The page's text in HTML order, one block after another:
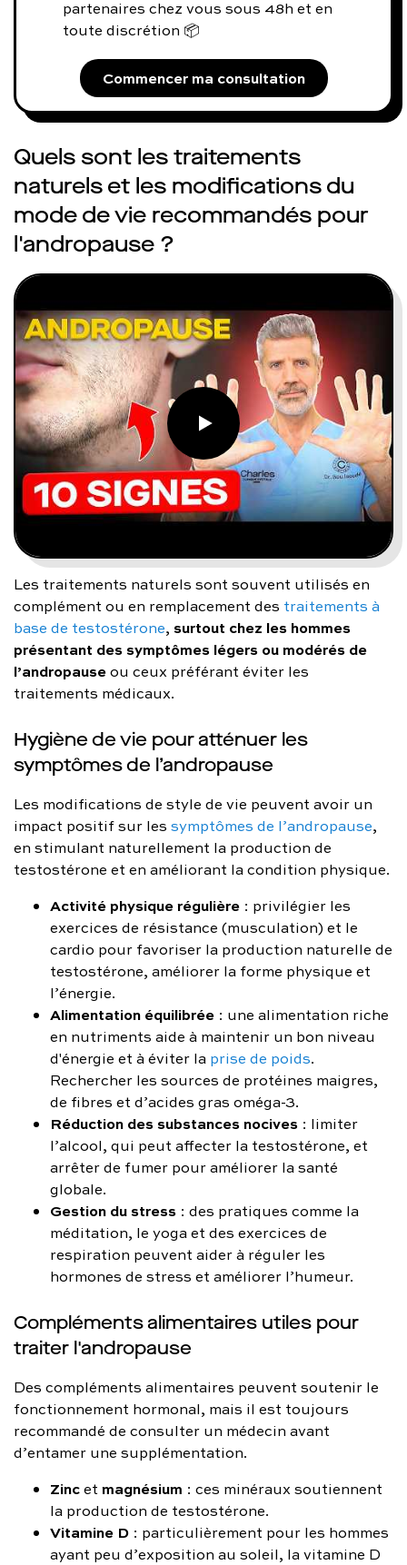
partenaires chez vous sous 48h et en
toute discrétion 📦
Commencer ma consultation
Quels sont les traitements
naturels et les modifications du
mode de vie recommandés pour
l'andropause ?
Les traitements naturels sont souvent utilisés en
complément ou en remplacement des traitements à
base de testostérone, surtout chez les hommes
présentant des symptômes légers ou modérés de
l’andropauseou ceux préférant éviter les
traitements médicaux.
Hygiène de vie pour atténuer les
symptômes de l’andropause
Les modifications de style de vie peuvent avoir un
impact positif sur les symptômes de l’andropause,
en stimulant naturellement la production de
testostérone et en améliorant la condition physique.
Activité physique régulière : privilégier les
exercices de résistance (musculation) et le
cardio pour favoriser la production naturelle de
testostérone, améliorer la forme physique et
l’énergie.
Alimentation équilibrée : une alimentation riche
en nutriments aide à maintenir un bon niveau
d'énergie et à éviter la prise de poids.
Rechercher les sources de protéines maigres,
de fibres et d’acides gras oméga-3.
Réduction des substances nocives : limiter
l’alcool, qui peut affecter la testostérone, et
arrêter de fumer pour améliorer la santé
globale.
Gestion du stress : des pratiques comme la
méditation, le yoga et des exercices de
respiration peuvent aider à réguler les
hormones de stress et améliorer l’humeur.
Compléments alimentaires utiles pour
traiter l'andropause
Des compléments alimentaires peuvent soutenir le
fonctionnement hormonal, mais il est toujours
recommandé de consulter un médecin avant
d’entamer une supplémentation.
Zincetmagnésium : ces minéraux soutiennent
la production de testostérone.
Vitamine D : particulièrement pour les hommes
ayant peu d’exposition au soleil, la vitamine D